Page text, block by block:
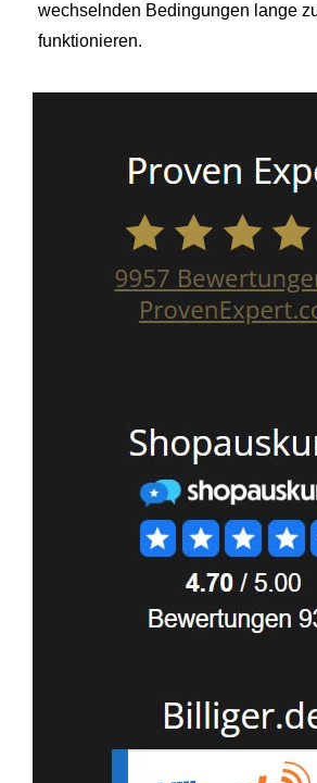
wechselnden Bedingungen lange
funktionieren.